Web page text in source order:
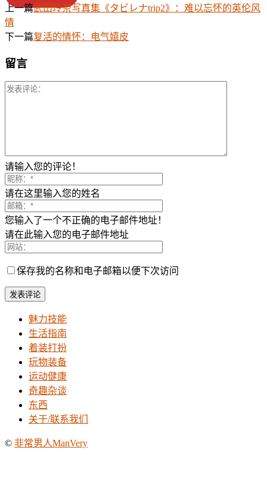
上一篇武田玲奈写真集《タビレナtrip2》：难以忘怀的英伦风
情
下一篇复活的情怀：电气嬉皮
留言
请输入您的评论！
请在这里输入您的姓名
您输入了一个不正确的电子邮件地址！
请在此输入您的电子邮件地址
保存我的名称和电子邮箱以便下次访问
魅力技能
生活指南
着装打扮
玩物装备
运动健康
奇趣杂谈
东西
关于/联系我们
© 非常男人ManVery